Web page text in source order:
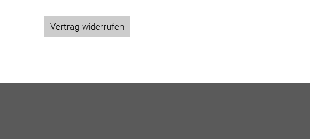
Vertrag widerrufen